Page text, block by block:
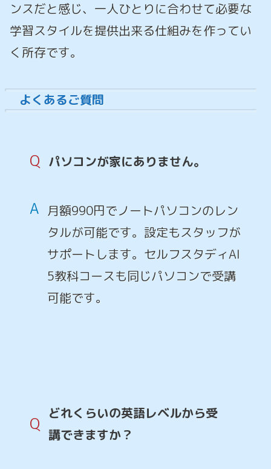
ンスだと感じ、一人ひとりに合わせて必要な
学習スタイルを提供出来る仕組みを作ってい
く所存です。
よくあるご質問
Q パソコンが家にありません。
A 月額990円でノートパソコンのレン
タルが可能です。設定もスタッフが
サポートします。セルフスタディAI
5教科コースも同じパソコンで受講
可能です。
Q
どれくらいの英語レベルから受
講できますか？